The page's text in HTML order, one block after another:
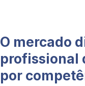
O mercado
profissional
por